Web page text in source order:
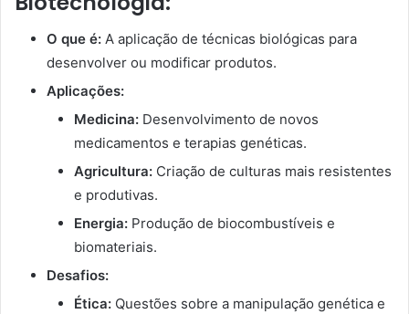
O que é: A aplicação de técnicas biológicas para
desenvolver ou modificar produtos.
Aplicações:
Medicina: Desenvolvimento de novos
medicamentos e terapias genéticas.
Agricultura: Criação de culturas mais resistentes
e produtivas.
Energia: Produção de biocombustíveis e
biomateriais.
Desafios:
Ética: Questões sobre a manipulação genética e